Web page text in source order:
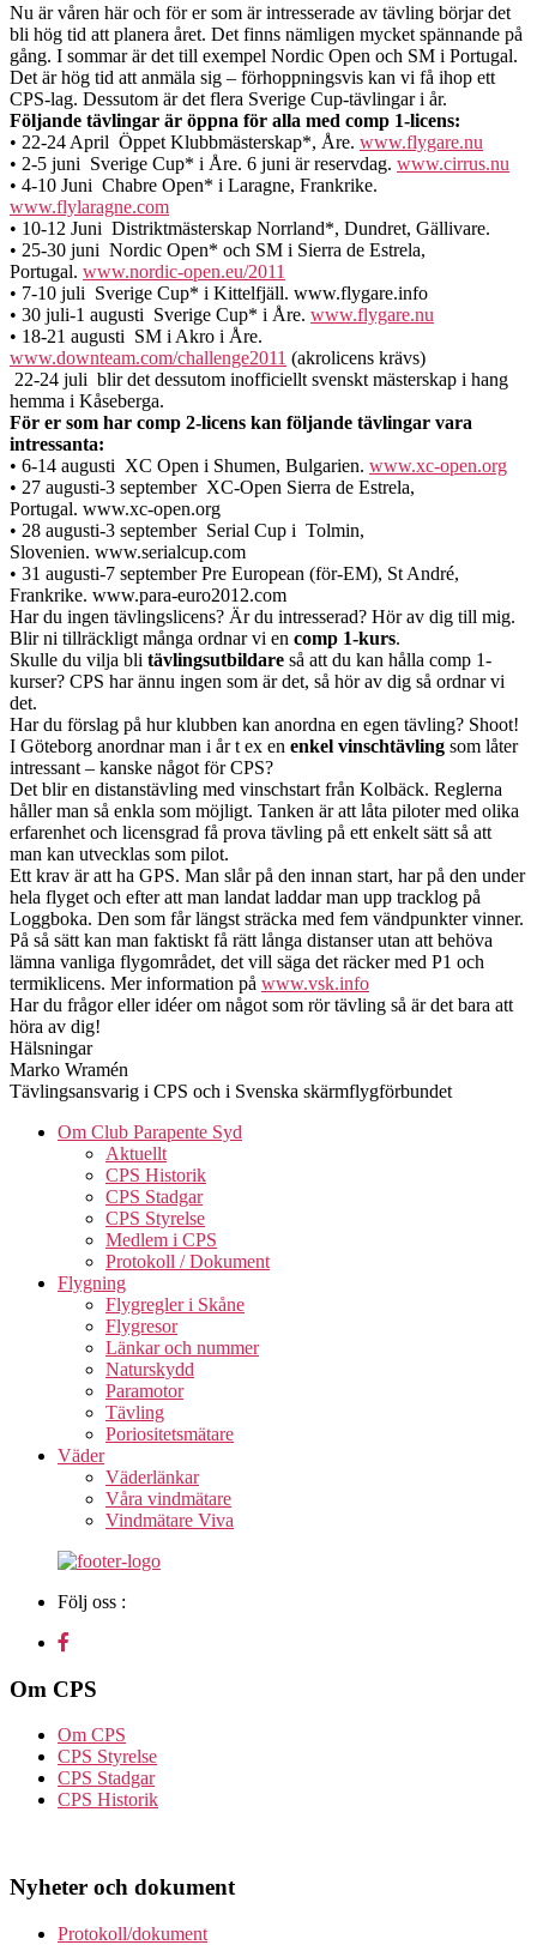
Nu är våren här och för er som är intresserade av tävling börjar det
bli hög tid att planera året. Det finns nämligen mycket spännande på
gång. I sommar är det till exempel Nordic Open och SM i Portugal.
Det är hög tid att anmäla sig – förhoppningsvis kan vi få ihop ett
CPS-lag. Dessutom är det flera Sverige Cup-tävlingar i år.
Följande tävlingar är öppna för alla med comp 1-licens:
• 22-24 April Öppet Klubbmästerskap*, Åre. www.flygare.nu
• 2-5 juni Sverige Cup* i Åre. 6 juni är reservdag. www.cirrus.nu
• 4-10 Juni Chabre Open* i Laragne, Frankrike.
www.flylaragne.com
• 10-12 Juni Distriktmästerskap Norrland*, Dundret, Gällivare.
• 25-30 juni Nordic Open* och SM i Sierra de Estrela,
Portugal. www.nordic-open.eu/2011
• 7-10 juli Sverige Cup* i Kittelfjäll. www.flygare.info
• 30 juli-1 augusti Sverige Cup* i Åre. www.flygare.nu
• 18-21 augusti SM i Akro i Åre.
www.downteam.com/challenge2011 (akrolicens krävs)
22-24 juli blir det dessutom inofficiellt svenskt mästerskap i hang
hemma i Kåseberga.
För er som har comp 2-licens kan följande tävlingar vara
intressanta:
• 6-14 augusti XC Open i Shumen, Bulgarien. www.xc-open.org
• 27 augusti-3 september XC-Open Sierra de Estrela,
Portugal. www.xc-open.org
• 28 augusti-3 september Serial Cup i Tolmin,
Slovenien. www.serialcup.com
• 31 augusti-7 september Pre European (för-EM), St André,
Frankrike. www.para-euro2012.com
Har du ingen tävlingslicens? Är du intresserad? Hör av dig till mig.
Blir ni tillräckligt många ordnar vi en comp 1-kurs.
Skulle du vilja bli tävlingsutbildare så att du kan hålla comp 1-
kurser? CPS har ännu ingen som är det, så hör av dig så ordnar vi
det.
Har du förslag på hur klubben kan anordna en egen tävling? Shoot!
I Göteborg anordnar man i år t ex en enkel vinschtävling som låter
intressant – kanske något för CPS?
Det blir en distanstävling med vinschstart från Kolbäck. Reglerna
håller man så enkla som möjligt. Tanken är att låta piloter med olika
erfarenhet och licensgrad få prova tävling på ett enkelt sätt så att
man kan utvecklas som pilot.
Ett krav är att ha GPS. Man slår på den innan start, har på den under
hela flyget och efter att man landat laddar man upp tracklog på
Loggboka. Den som får längst sträcka med fem vändpunkter vinner.
På så sätt kan man faktiskt få rätt långa distanser utan att behöva
lämna vanliga flygområdet, det vill säga det räcker med P1 och
termiklicens. Mer information på www.vsk.info
Har du frågor eller idéer om något som rör tävling så är det bara att
höra av dig!
Hälsningar
Marko Wramén
Tävlingsansvarig i CPS och i Svenska skärmflygförbundet
Om Club Parapente Syd
Aktuellt
CPS Historik
CPS Stadgar
CPS Styrelse
Medlem i CPS
Protokoll / Dokument
Flygning
Flygregler i Skåne
Flygresor
Länkar och nummer
Naturskydd
Paramotor
Tävling
Poriositetsmätare
Väder
Väderlänkar
Våra vindmätare
Vindmätare Viva
Följ oss :
Om CPS
Om CPS
CPS Styrelse
CPS Stadgar
CPS Historik
Nyheter och dokument
Protokoll/dokument